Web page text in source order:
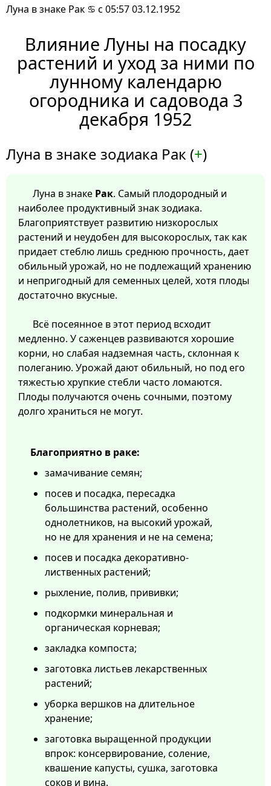
Луна в знаке Рак ♋ с 05:57 03.12.1952
Влияние Луны на посадку
растений и уход за ними по
лунному календарю
огородника и садовода 3
декабря 1952
Луна в знаке зодиака Рак (+)
Луна в знаке Рак. Самый плодородный и
наиболее продуктивный знак зодиака.
Благоприятствует развитию низкорослых
растений и неудобен для высокорослых, так как
придает стеблю лишь среднюю прочность, дает
обильный урожай, но не подлежащий хранению
и непригодный для семенных целей, хотя плоды
достаточно вкусные.
Всё посеянное в этот период всходит
медленно. У саженцев развиваются хорошие
корни, но слабая надземная часть, склонная к
полеганию. Урожай дают обильный, но под его
тяжестью хрупкие стебли часто ломаются.
Плоды получаются очень сочными, поэтому
долго храниться не могут.
Благоприятно в раке:
замачивание семян;
посев и посадка, пересадка
большинства растений, особенно
однолетников, на высокий урожай,
но не для хранения и не на семена;
посев и посадка декоративно-
лиственных растений;
рыхление, полив, прививки;
подкормки минеральная и
органическая корневая;
закладка компоста;
заготовка листьев лекарственных
растений;
уборка вершков на длительное
хранение;
заготовка выращенной продукции
впрок: консервирование, соление,
квашение капусты, сушка, заготовка
соков и вина.